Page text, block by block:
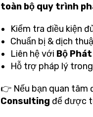
toàn bộ quy trình
Kiểm tra điều kiện
Chuẩn bị & dịch
Liên hệ với Bộ
Hỗ trợ pháp lý
👉 Nếu bạn quan tâm
Consulting để được